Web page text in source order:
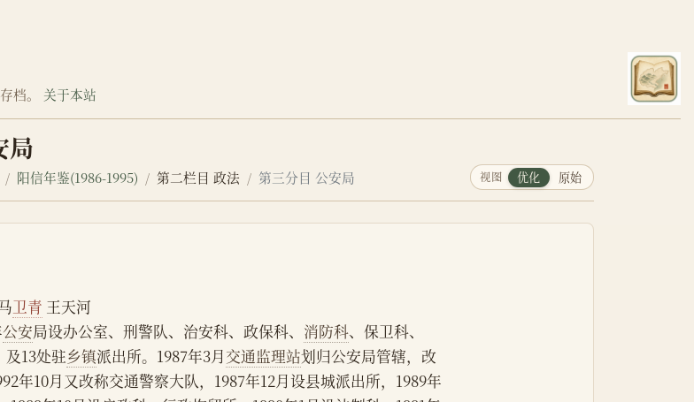
档。 关于本站
局
阳信年鉴(1986-1995) 第二栏目 政法 第三分目 公安局 视图 优化 原始
卫青 王天河
公安局设办公室、刑警队、治安科、政保科、 消防科、保卫科、
13处驻乡镇派出所。1987年3月交通监理站划归公安局管辖，改
年10月又改称交通警察大队，1987年12月设县城派出所，1989年